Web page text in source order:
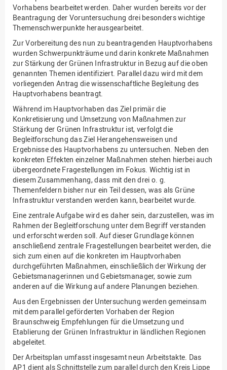
Vorhabens bearbeitet werden. Daher wurden bereits vor der
Beantragung der Voruntersuchung drei besonders wichtige
Themenschwerpunkte herausgearbeitet.
Zur Vorbereitung des nun zu beantragenden Hauptvorhabens
wurden Schwerpunkträume und darin konkrete Maßnahmen
zur Stärkung der Grünen Infrastruktur in Bezug auf die oben
genannten Themen identifiziert. Parallel dazu wird mit dem
vorliegenden Antrag die wissenschaftliche Begleitung des
Hauptvorhabens beantragt.
Während im Hauptvorhaben das Ziel primär die
Konkretisierung und Umsetzung von Maßnahmen zur
Stärkung der Grünen Infrastruktur ist, verfolgt die
Begleitforschung das Ziel Herangehensweisen und
Ergebnisse des Hauptvorhabens zu untersuchen. Neben den
konkreten Effekten einzelner Maßnahmen stehen hierbei auch
übergeordnete Fragestellungen im Fokus. Wichtig ist in
diesem Zusammenhang, dass mit den drei o. g.
Themenfeldern bisher nur ein Teil dessen, was als Grüne
Infrastruktur verstanden werden kann, bearbeitet wurde.
Eine zentrale Aufgabe wird es daher sein, darzustellen, was im
Rahmen der Begleitforschung unter dem Begriff verstanden
und erforscht werden soll. Auf dieser Grundlage können
anschließend zentrale Fragestellungen bearbeitet werden, die
sich zum einen auf die konkreten im Hauptvorhaben
durchgeführten Maßnahmen, einschließlich der Wirkung der
Gebietsmanagerinnen und Gebietsmanager, sowie zum
anderen auf die Wirkung auf andere Planungen beziehen.
Aus den Ergebnissen der Untersuchung werden gemeinsam
mit dem parallel geförderten Vorhaben der Region
Braunschweig Empfehlungen für die Umsetzung und
Etablierung der Grünen Infrastruktur in ländlichen Regionen
abgeleitet.
Der Arbeitsplan umfasst insgesamt neun Arbeitstakte. Das
AP1 dient als Schnittstelle zum parallel durch den Kreis Lippe